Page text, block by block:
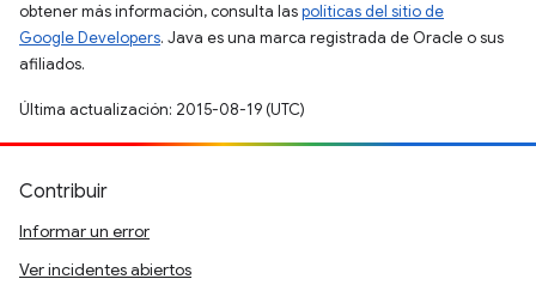
obtener más información, consulta laspolíticas del sitio de
Google Developers. Java es una marca registrada de Oracle o sus
afiliados.
Última actualización: 2015-08-19 (UTC)
Contribuir
Informar un error
Ver incidentes abiertos